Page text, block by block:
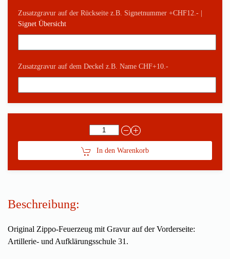
Zusatzgravur auf der Rückseite z.B. Signetnummer +CHF12.- |
Signet Übersicht
Zusatzgravur auf dem Deckel z.B. Name CHF+10.-
In den Warenkorb
Beschreibung:
Original Zippo-Feuerzeug mit Gravur auf der Vorderseite:
Artillerie- und Aufklärungsschule 31.